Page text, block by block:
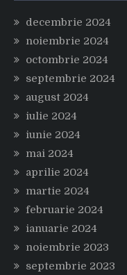
decembrie 2024
noiembrie 2024
octombrie 2024
septembrie 2024
august 2024
iulie 2024
iunie 2024
mai 2024
aprilie 2024
martie 2024
februarie 2024
ianuarie 2024
noiembrie 2023
septembrie 2023